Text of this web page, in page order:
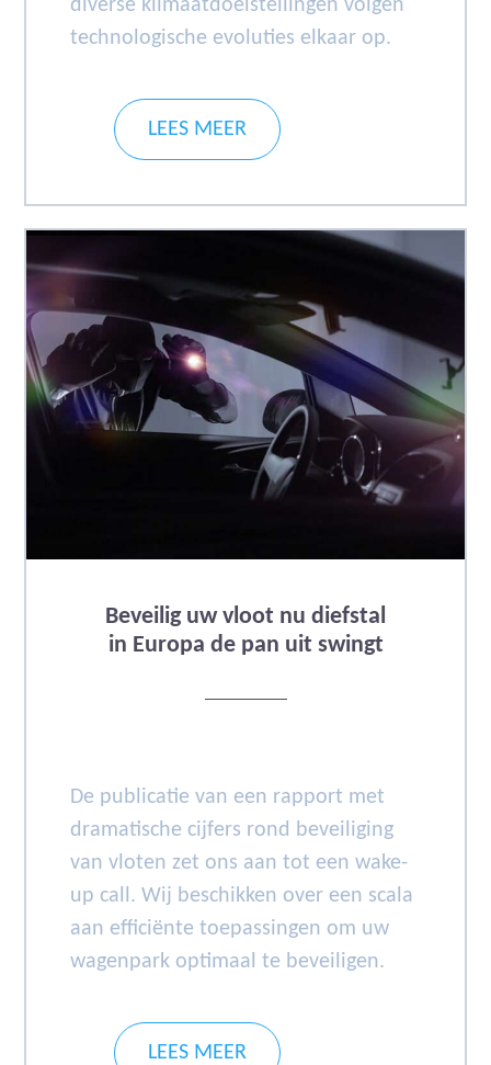
diverse klimaatdoelstellingen volgen
technologische evoluties elkaar op.
LEES MEER
Beveilig uw vloot nu diefstal
in Europa de pan uit swingt
De publicatie van een rapport met
dramatische cijfers rond beveiliging
van vloten zet ons aan tot een wake-
up call. Wij beschikken over een scala
aan efficiënte toepassingen om uw
wagenpark optimaal te beveiligen.
LEES MEER